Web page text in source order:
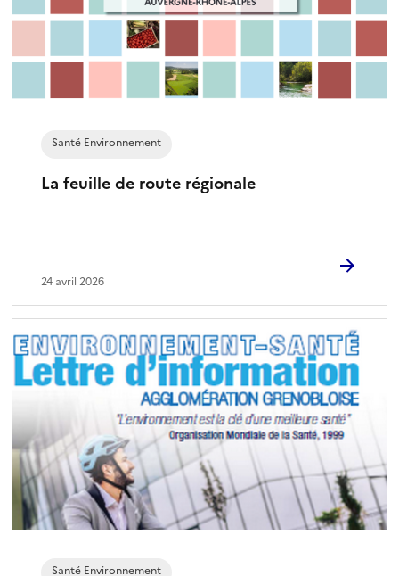
i
n
é
La feuille de route régionale
Santé Environnement
24 avril 2026
Santé Environnement